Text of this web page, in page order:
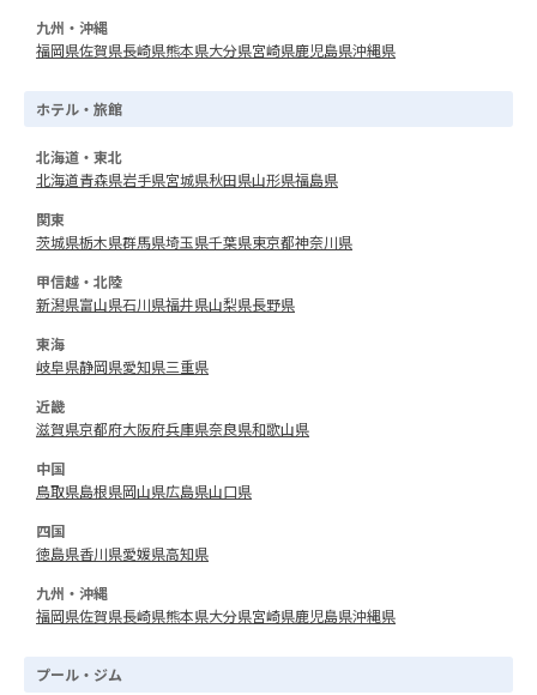
九州・沖縄
福岡県佐賀県長崎県熊本県大分県宮崎県鹿児島県沖縄県
ホテル・旅館
北海道・東北
北海道青森県岩手県宮城県秋田県山形県福島県
関東
茨城県栃木県群馬県埼玉県千葉県東京都神奈川県
甲信越・北陸
新潟県富山県石川県福井県山梨県長野県
東海
岐阜県静岡県愛知県三重県
近畿
滋賀県京都府大阪府兵庫県奈良県和歌山県
中国
鳥取県島根県岡山県広島県山口県
四国
徳島県香川県愛媛県高知県
九州・沖縄
福岡県佐賀県長崎県熊本県大分県宮崎県鹿児島県沖縄県
プール・ジム